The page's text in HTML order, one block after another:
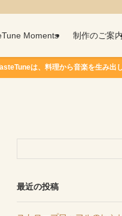
Moments 制作のご案
、料理から音楽を生み出します。
最近の投稿